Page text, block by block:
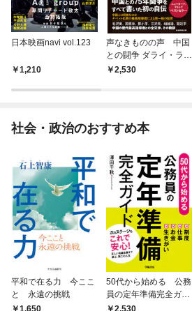
日本映画navi vol.123
1,210
声なきものの声 中国
との闘争 ダライ・ラマ
自伝2,530
社会・政治のおすすめ本
平和で在る力 今ここ
と 永遠の挑戦
1,650
50代から始める 公務
員の定年準備完全ガイ
ド2,530